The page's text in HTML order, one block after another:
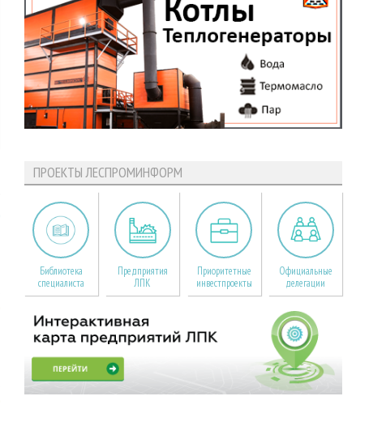
ПРОЕКТЫ ЛЕСПРОМИНФОРМ
Библиотека
специалиста
Предприятия
ЛПК
Приоритетные
инвестпроекты
Официальные
делегации